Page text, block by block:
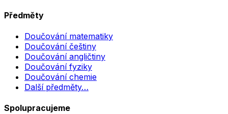
Předměty
Doučování matematiky
Doučování češtiny
Doučování angličtiny
Doučování fyziky
Doučování chemie
Další předměty…
Spolupracujeme